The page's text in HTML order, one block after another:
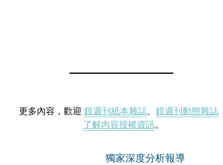
更多內容，歡迎 鏡週刊紙本雜誌、 鏡週刊動態雜誌
了解內容授權資訊。
獨家深度分析報導